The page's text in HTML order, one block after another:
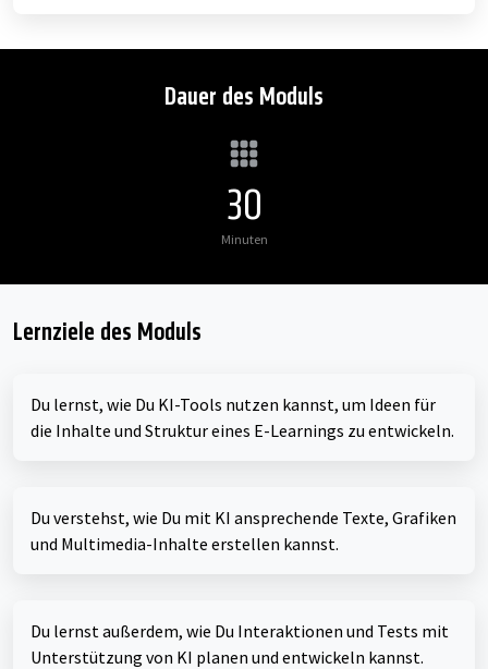
Dauer des Moduls
30
Minuten
Lernziele des Moduls
Du lernst, wie Du KI-Tools nutzen kannst, um Ideen für
die Inhalte und Struktur eines E-Learnings zu entwickeln.
Du verstehst, wie Du mit KI ansprechende Texte, Grafiken
und Multimedia-Inhalte erstellen kannst.
Du lernst außerdem, wie Du Interaktionen und Tests mit
Unterstützung von KI planen und entwickeln kannst.